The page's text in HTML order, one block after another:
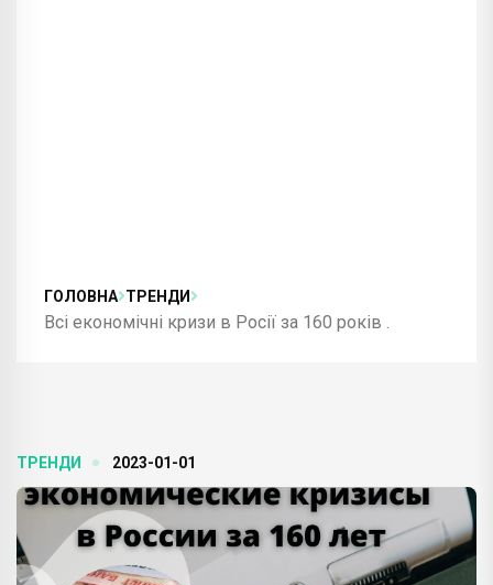
ГОЛОВНА ТРЕНДИ
Всі економічні кризи в Росії за 160 років .
ТРЕНДИ 2023-01-01